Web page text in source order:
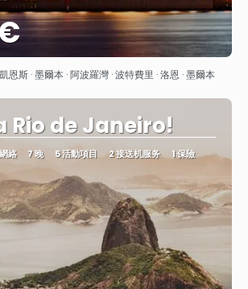
查看
恩斯 · 墨爾本 · 阿波羅灣 · 波特費里 · 洛恩 · 墨爾本
Rio de Janeiro!
絡 7 晚 5 活動項目 2 接送机服务 1 保險